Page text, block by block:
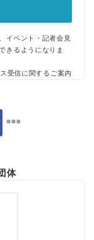
イベント・記者会見
きるようになりま
受信に関するご案内
体